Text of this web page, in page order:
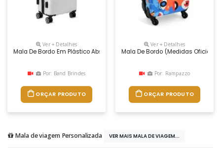
Ver + Detalhes
Mala De Bordo Em Plástico Abs E Interior Em Nylon 210d; Abertura
Por: Band Brindes
ORÇAR PRODUTO
Ver + Detalhes
Mala De Bordo (medidas Oficiais
Por: Rampazzo
ORÇAR PRODUTO
Mala de viagem Personalizada VER MAIS MALA DE VIAGEM...